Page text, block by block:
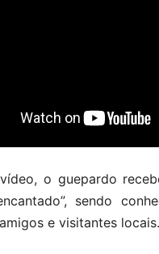
o guepardo
sendo
e visitantes locais.